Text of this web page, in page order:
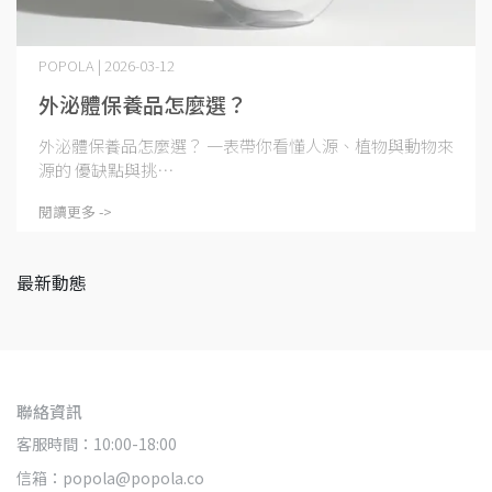
外泌體保養品怎麼選？
POPOLA | 2026-03-12
外泌體保養品怎麼選？ 一表帶你看懂人源、植物與動物來
源的 優缺點與挑⋯
閱讀更多 ->
最新動態
聯絡資訊
客服時間：10:00-18:00
信箱：popola@popola.co